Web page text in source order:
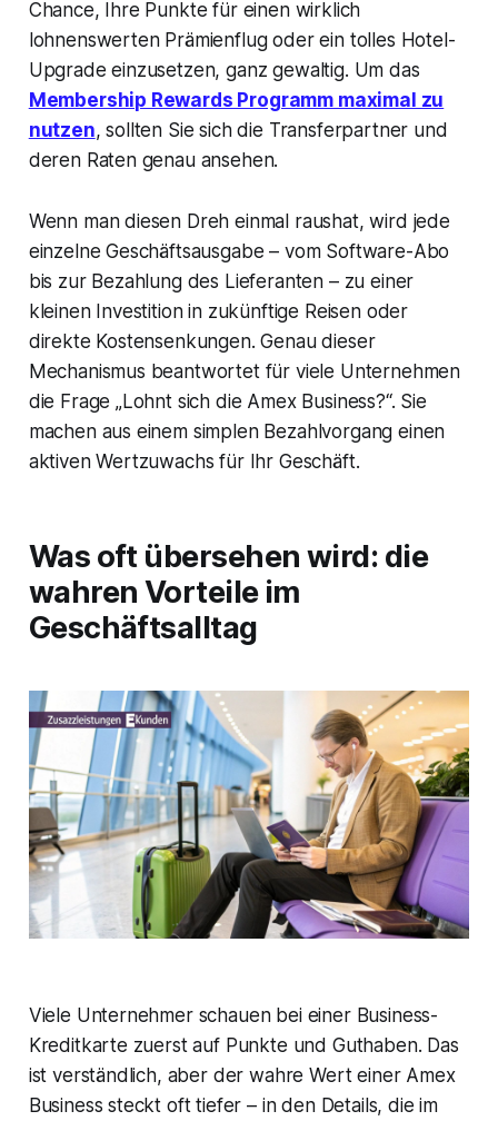
Chance, Ihre Punkte für einen wirklich
lohnenswerten Prämienflug oder ein tolles Hotel-
Upgrade einzusetzen, ganz gewaltig. Um das
Membership Rewards Programm maximal zu
nutzen, sollten Sie sich die Transferpartner und
deren Raten genau ansehen.
Wenn man diesen Dreh einmal raushat, wird jede
einzelne Geschäftsausgabe – vom Software-Abo
bis zur Bezahlung des Lieferanten – zu einer
kleinen Investition in zukünftige Reisen oder
direkte Kostensenkungen. Genau dieser
Mechanismus beantwortet für viele Unternehmen
die Frage „Lohnt sich die Amex Business?“. Sie
machen aus einem simplen Bezahlvorgang einen
aktiven Wertzuwachs für Ihr Geschäft.
Was oft übersehen wird: die
wahren Vorteile im
Geschäftsalltag
Viele Unternehmer schauen bei einer Business-
Kreditkarte zuerst auf Punkte und Guthaben. Das
ist verständlich, aber der wahre Wert einer Amex
Business steckt oft tiefer – in den Details, die im